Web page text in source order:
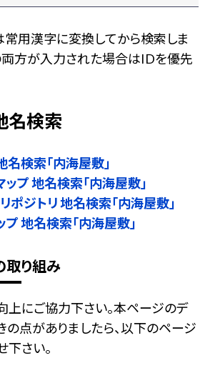
常用漢字に変換してから検索しま
両方が入力された場合はIDを優先
名検索
名検索「内海屋敷」
プ 地名検索「内海屋敷」
ポジトリ 地名検索「内海屋敷」
プ 地名検索「内海屋敷」
取り組み
上にご協力下さい。本ページのデ
の点がありましたら、以下のページ
下さい。